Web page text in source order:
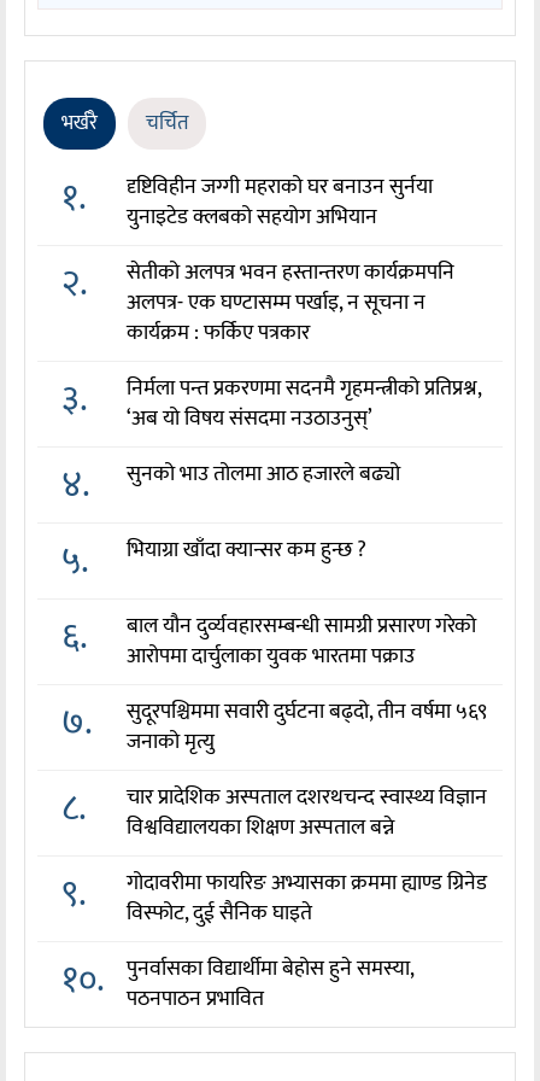
भर्खरै चर्चित
१.
दृष्टिविहीन जग्गी महराको घर बनाउन सुर्नया
युनाइटेड क्लबको सहयोग अभियान
२.
सेतीको अलपत्र भवन हस्तान्तरण कार्यक्रमपनि
अलपत्र- एक घण्टासम्म पर्खाइ, न सूचना न
कार्यक्रम : फर्किए पत्रकार
३.
निर्मला पन्त प्रकरणमा सदनमै गृहमन्त्रीको प्रतिप्रश्न,
‘अब यो विषय संसदमा नउठाउनुस्’
४. सुनको भाउ तोलमा आठ हजारले बढ्यो
५. भियाग्रा खाँदा क्यान्सर कम हुन्छ ?
६.
बाल यौन दुर्व्यवहारसम्बन्धी सामग्री प्रसारण गरेको
आरोपमा दार्चुलाका युवक भारतमा पक्राउ
७.
सुदूरपश्चिममा सवारी दुर्घटना बढ्दो, तीन वर्षमा ५६९
जनाको मृत्यु
८.
चार प्रादेशिक अस्पताल दशरथचन्द स्वास्थ्य विज्ञान
विश्वविद्यालयका शिक्षण अस्पताल बन्ने
९.
गोदावरीमा फायरिङ अभ्यासका क्रममा ह्याण्ड ग्रिनेड
विस्फोट, दुई सैनिक घाइते
१०.
पुनर्वासका विद्यार्थीमा बेहोस हुने समस्या,
पठनपाठन प्रभावित